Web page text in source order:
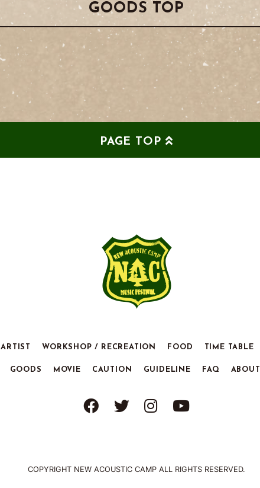
GOODS TOP
PAGE TOP
ARTIST WORKSHOP / RECREATION FOOD TIME TABLE
GOODS MOVIE CAUTION GUIDELINE FAQ ABOUT
COPYRIGHT NEW ACOUSTIC CAMP ALL RIGHTS RESERVED.